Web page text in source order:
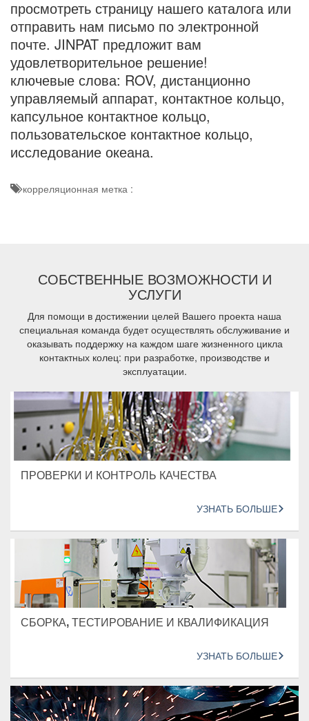
просмотреть страницу нашего каталога или
отправить нам письмо по электронной
почте. JINPAT предложит вам
удовлетворительное решение!
ключевые слова: ROV, дистанционно
управляемый аппарат, контактное кольцо,
капсульное контактное кольцо,
пользовательское контактное кольцо,
исследование океана.
корреляционная метка :
СОБСТВЕННЫЕ ВОЗМОЖНОСТИ И
УСЛУГИ
Для помощи в достижении целей Вашего проекта наша
специальная команда будет осуществлять обслуживание и
оказывать поддержку на каждом шаге жизненного цикла
контактных колец: при разработке, производстве и
эксплуатации.
ПРОВЕРКИ И КОНТРОЛЬ КАЧЕСТВА
УЗНАТЬ БОЛЬШЕ
СБОРКА, ТЕСТИРОВАНИЕ И КВАЛИФИКАЦИЯ
УЗНАТЬ БОЛЬШЕ